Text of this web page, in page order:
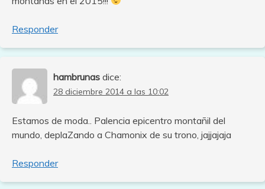
Responder
hambrunas dice:
28 diciembre 2014 a las 10:02
Estamos de moda.. Palencia epicentro montañil del
mundo, deplaZando a Chamonix de su trono, jajjajaja
Responder